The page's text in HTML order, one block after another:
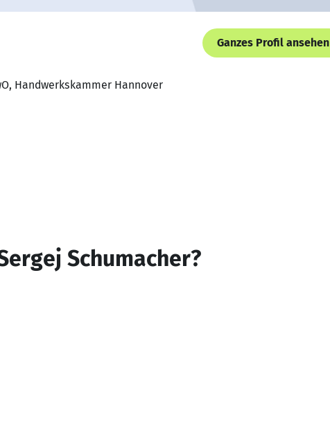
Ganzes Profil ansehen
Handwerkskammer Hannover
Schumacher?